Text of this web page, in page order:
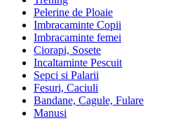
Pelerine de Ploaie
Imbracaminte Copii
Imbracaminte femei
Ciorapi, Sosete
Incaltaminte Pescuit
Sepci si Palarii
Fesuri, Caciuli
Bandane, Cagule, Fulare
Manusi